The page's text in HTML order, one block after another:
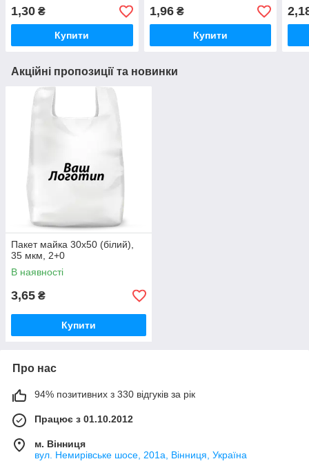
1,30 ₴
Купити
1,96₴
Купити
Акційні пропозиції та новинки
Пакет майка 30х50 (білий),
35 мкм, 2+0
В наявності
3,65 ₴
Купити
Про нас
94% позитивних з 330 відгуків за рік
Працює з 01.10.2012
м. Вінниця
вул. Немирівське шосе, 201а, Вінниця, Україна